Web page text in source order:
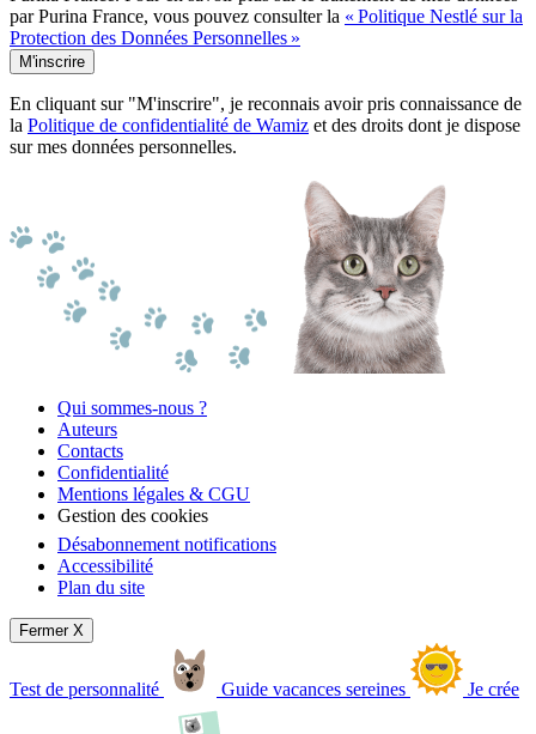
par Purina France, vous pouvez consulter la « Politique Nestlé sur la
Protection des Données Personnelles »
M'inscrire
En cliquant sur "M'inscrire", je reconnais avoir pris connaissance de
la Politique de confidentialité de Wamiz et des droits dont je dispose
sur mes données personnelles.
Qui sommes-nous ?
Auteurs
Contacts
Confidentialité
Mentions légales & CGU
Gestion des cookies
Désabonnement notifications
Accessibilité
Plan du site
Fermer X
Test de personnalité Guide vacances sereines Je crée